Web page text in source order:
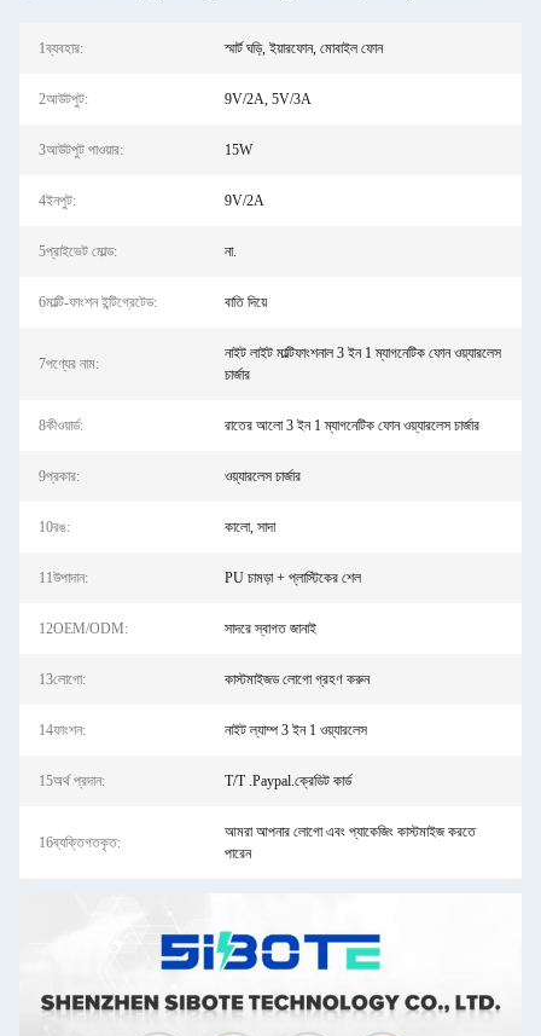
1ব্যবহার: স্মার্ট ঘড়ি, ইয়ারফোন, মোবাইল ফোন
2আউটপুট: 9V/2A, 5V/3A
3আউটপুট পাওয়ার: 15W
4ইনপুট: 9V/2A
5প্রাইভেট মোল্ড: না.
6মাল্টি-ফাংশন ইন্টিগ্রেটেড: বাতি দিয়ে
7পণ্যের নাম:
নাইট লাইট মাল্টিফাংশনাল 3 ইন 1 ম্যাগনেটিক ফোন ওয়্যারলেস
চার্জার
8কীওয়ার্ড: রাতের আলো 3 ইন 1 ম্যাগনেটিক ফোন ওয়্যারলেস চার্জার
9প্রকার: ওয়্যারলেস চার্জার
10রঙ: কালো, সাদা
11উপাদান: PU চামড়া + প্লাস্টিকের শেল
12OEM/ODM: সাদরে স্বাগত জানাই
13লোগো: কাস্টমাইজড লোগো গ্রহণ করুন
14ফাংশন: নাইট ল্যাম্প 3 ইন 1 ওয়্যারলেস
15অর্থ প্রদান: T/T .Paypal.ক্রেডিট কার্ড
16ব্যক্তিগতকৃত:
আমরা আপনার লোগো এবং প্যাকেজিং কাস্টমাইজ করতে
পারেন